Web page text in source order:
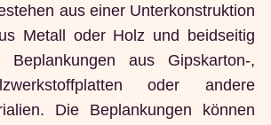
aus einer Unterkonstruktion
Metall oder Holz und beidseitig
Beplankungen aus Gipskarton-,
oder andere
Die Beplankungen können